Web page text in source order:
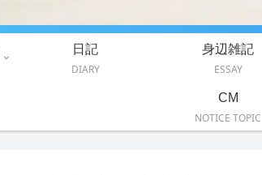
日記
DIARY
身辺雑記
ESSAY
CM
NOTICE TOPIC